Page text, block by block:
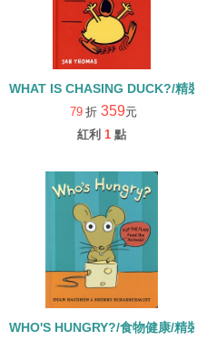
WHAT IS CHASING DUCK?/精裝書
79 折 359元
紅利 1 點
WHO'S HUNGRY?/食物健康/精裝